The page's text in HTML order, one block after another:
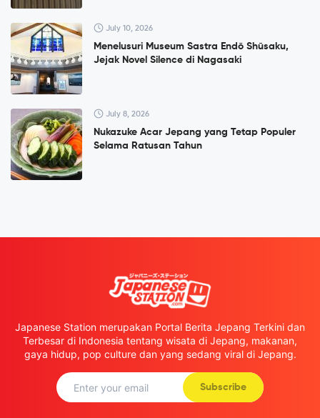
July 10, 2026
Menelusuri Museum Sastra Endō Shūsaku,
Jejak Novel Silence di Nagasaki
July 8, 2026
Nukazuke Acar Jepang yang Tetap Populer
Selama Ratusan Tahun
Japanese Station merupakan Portal Berita Jepang Terkini dan
Terbesar di Indonesia tentang wisata di Jepang, makanan,
gaya hidup, pop culture dan yang sedang viral di Jepang.
Subscribe